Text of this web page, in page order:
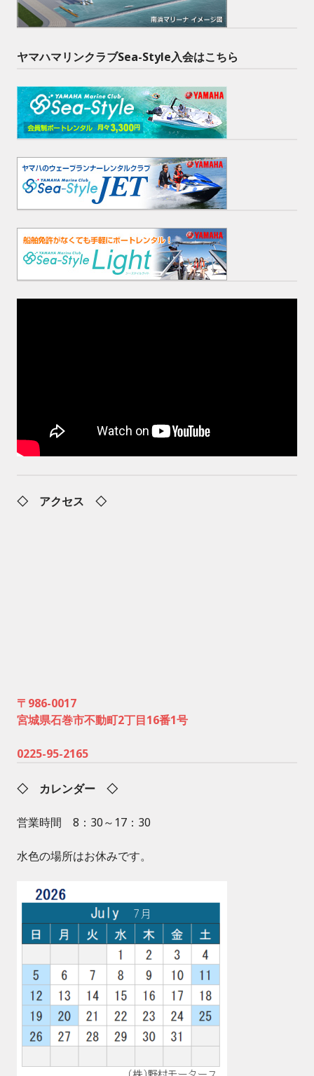
ヤマハマリンクラブSea-Style入会はこちら
◇ アクセス ◇
〒986-0017
宮城県石巻市不動町2丁目16番1号
0225-95-2165
◇ カレンダー ◇
営業時間 8：30～17：30
水色の場所はお休みです。